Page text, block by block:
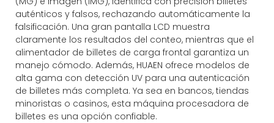
auténticos y falsos, rechazando automáticamente la
falsificación. Una gran pantalla LCD muestra
claramente los resultados del conteo, mientras que el
alimentador de billetes de carga frontal garantiza un
manejo cómodo. Además, HUAEN ofrece modelos de
alta gama con detección UV para una autenticación
de billetes más completa. Ya sea en bancos, tiendas
minoristas o casinos, esta máquina procesadora de
billetes es una opción confiable.